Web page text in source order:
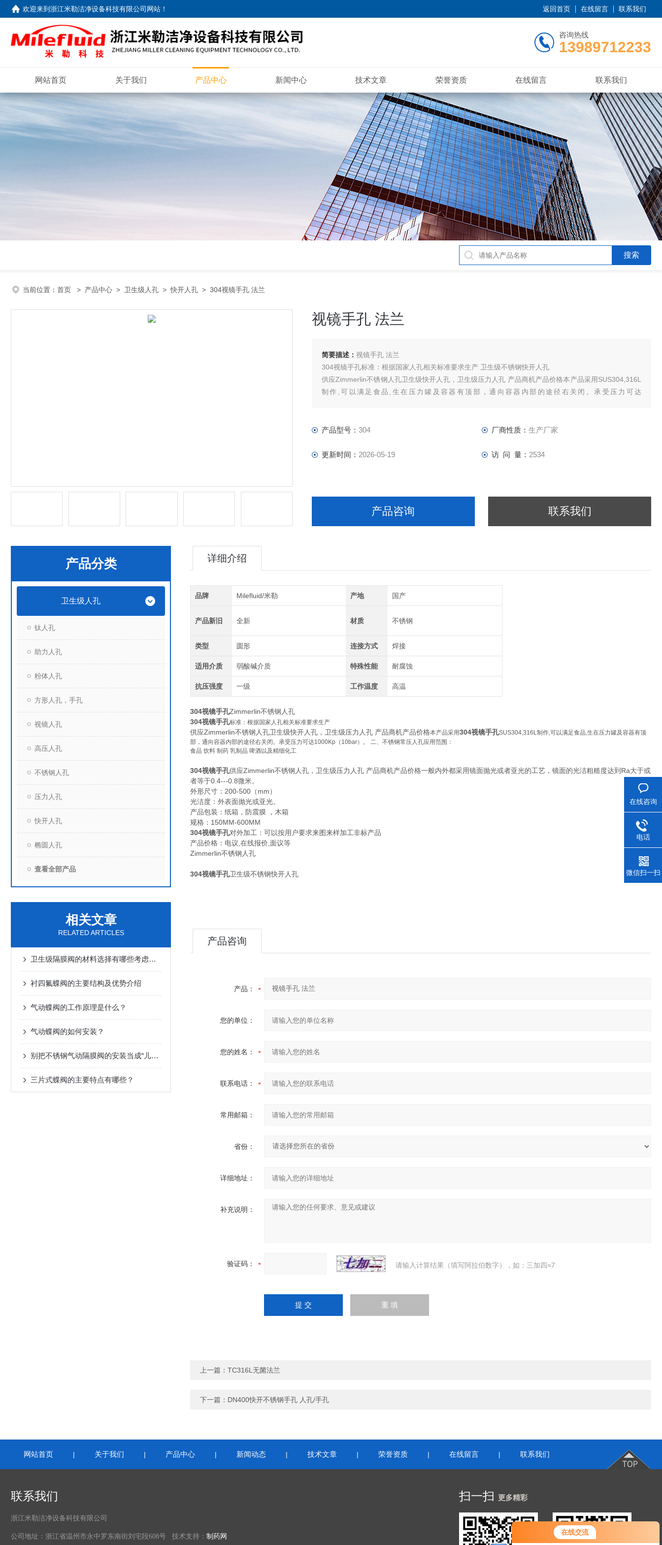
在线交流
欢迎来到浙江米勒洁净设备科技有限公司网站 ！ 返回首页 在线留言 联系我们
咨询热线
13989712233
网站首页 关于我们 产品中心 新闻中心 技术文章 荣誉资质 在线留言 联系我们
当前位置： 首页 > 产品中心 > 卫生级人孔 >快开人孔 > 304视镜手孔 法兰
视镜手孔 法兰
简要描述： 视镜手孔 法兰
304视镜手孔标准：根据国家人孔相关标准要求生产 卫生级不锈钢快开人孔
供应Zimmerlin不锈钢人孔卫生级快开人孔，卫生级压力人孔 产品商机产品价格本产品采用SUS304,316L
制作,可以满足食品,生在压力罐及容器有顶部，通向容器内部的途径右关闭。承受压力可达
产品型号： 304 厂商性质： 生产厂家
更新时间： 2026-05-19 访 问 量： 2534
产品咨询 联系我们
产品分类
卫生级人孔
钛人孔
助力人孔
粉体人孔
方形人孔，手孔
视镜人孔
高压人孔
不锈钢人孔
压力人孔
快开人孔
椭圆人孔
查看全部产品
相关文章
RELATED ARTICLES
卫生级隔膜阀的材料选择有哪些考虑因素？
衬四氟蝶阀的主要结构及优势介绍
气动蝶阀的工作原理是什么？
气动蝶阀的如何安装？
别把不锈钢气动隔膜阀的安装当成“儿戏”！
三片式蝶阀的主要特点有哪些？
详细介绍
品牌 Milefluid/米勒 产地 国产
产品新旧 全新 材质 不锈钢
类型 圆形 连接方式 焊接
适用介质 弱酸碱介质 特殊性能 耐腐蚀
抗压强度 一级 工作温度 高温
304视镜手孔Zimmerlin不锈钢人孔
304视镜手孔标准：根据国家人孔相关标准要求生产
供应Zimmerlin不锈钢人孔卫生级快开人孔，卫生级压力人孔 产品商机产品价格本产品采用304视镜手孔SUS304,316L制作,可以满足食品,生在压力罐及容器有顶
部，通向容器内部的途径右关闭。承受压力可达1000Kp（10bar）。 二、不锈钢常压人孔应用范围：
食品 饮料 制药 乳制品 啤酒以及精细化工
304视镜手孔供应Zimmerlin不锈钢人孔，卫生级压力人孔 产品商机产品价格一般内外都采用镜面抛光或者亚光的工艺，镜面的光洁粗糙度达到Ra大于或
者等于0.4---0.8微米。
外形尺寸：200-500（mm）
光洁度：外表面抛光或亚光。
产品包装：纸箱，防震膜 ，木箱
规格：150MM-600MM
304视镜手孔对外加工：可以按用户要求来图来样加工非标产品
产品价格：电议,在线报价,面议等
Zimmerlin不锈钢人孔
304视镜手孔卫生级不锈钢快开人孔
产品咨询
产品：
您的单位：
您的姓名：
联系电话：
常用邮箱：
省份：
详细地址：
补充说明：
验证码： 请输入计算结果（填写阿拉伯数字），如：三加四=7
上一篇： TC316L无菌法兰
下一篇： DN400快开不锈钢手孔 人孔/手孔
网站首页 | 关于我们 | 产品中心 | 新闻动态 | 技术文章 | 荣誉资质 | 在线留言 | 联系我们
联系我们
浙江米勒洁净设备科技有限公司
公司地址：浙江省温州市永中罗东南街刘宅段608号 技术支持： 制药网
扫一扫 更多精彩
在线咨询
电话
微信扫一扫